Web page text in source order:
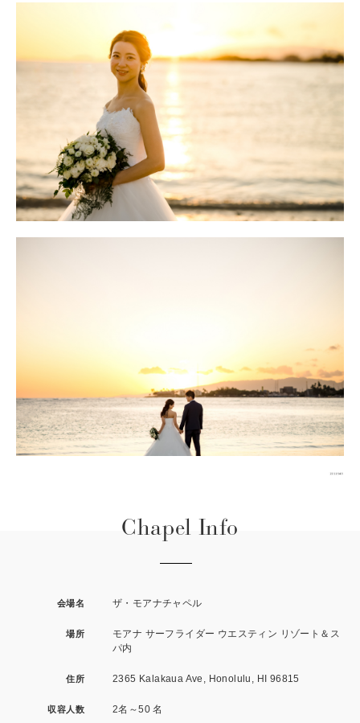
Chapel Info
会場名 ザ・モアナチャペル
場所
モアナ サーフライダー ウエスティン リゾート＆ス
パ内
住所 2365 Kalakaua Ave, Honolulu, HI 96815
収容人数 2名～50 名